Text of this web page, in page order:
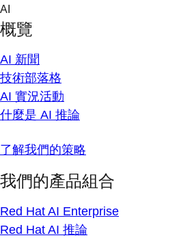
Skip
content
AI
概覽
AI 新聞
技術部落格
AI 實況活動
什麼是 AI 推論
了解我們的策略
我們的產品組合
Red Hat AI Enterprise
Red Hat AI 推論